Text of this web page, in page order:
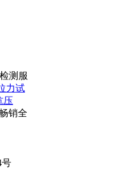
测服
力试
压
销全
号